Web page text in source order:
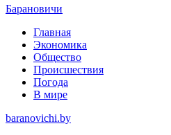
Барановичи
Главная
Экономика
Общество
Происшествия
Погода
В мире
baranovichi.by